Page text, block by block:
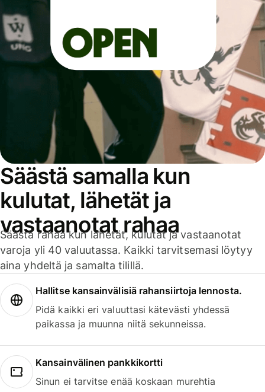
Säästä samalla kun
kulutat, lähetät ja
vastaanotat rahaa
Säästä rahaa kun lähetät, kulutat ja vastaanotat
varoja yli 40 valuutassa. Kaikki tarvitsemasi löytyy
aina yhdeltä ja samalta tilillä.
Hallitse kansainvälisiä rahansiirtoja lennosta.
Pidä kaikki eri valuuttasi kätevästi yhdessä
paikassa ja muunna niitä sekunneissa.
Kansainvälinen pankkikortti
Sinun ei tarvitse enää koskaan murehtia